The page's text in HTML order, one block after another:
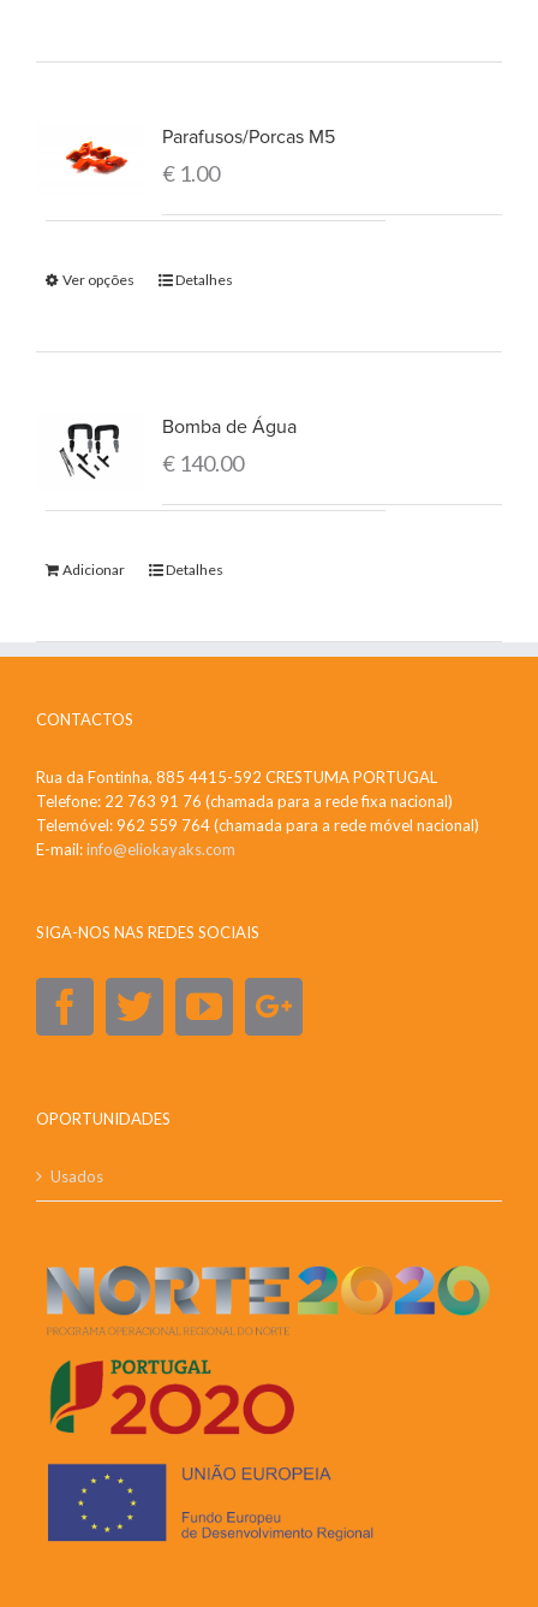
Parafusos/Porcas M5
€1.00
Ver opções Detalhes
Bomba de Água
€140.00
Adicionar Detalhes
CONTACTOS
Rua da Fontinha, 885 4415-592 CRESTUMA PORTUGAL
Telefone: 22 763 91 76 (chamada para a rede fixa nacional)
Telemóvel: 962 559 764 (chamada para a rede móvel nacional)
E-mail:info@eliokayaks.com
SIGA-NOS NAS REDES SOCIAIS
OPORTUNIDADES
Usados